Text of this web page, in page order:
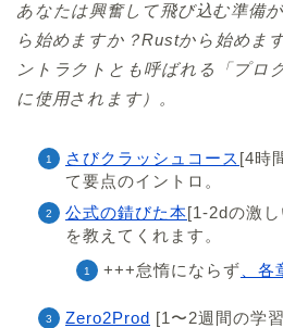
あなたは興奮して飛び込む準備
ら始めますか？Rustから始めま
ントラクトとも呼ばれる「プロ
に使用されます）。
さびクラッシュコース [4時
て要点のイントロ。
公式の錆びた本[1-2dの激
を教えてくれます。
+++怠惰にならず 、
Zero2Prod [1〜2週間の学